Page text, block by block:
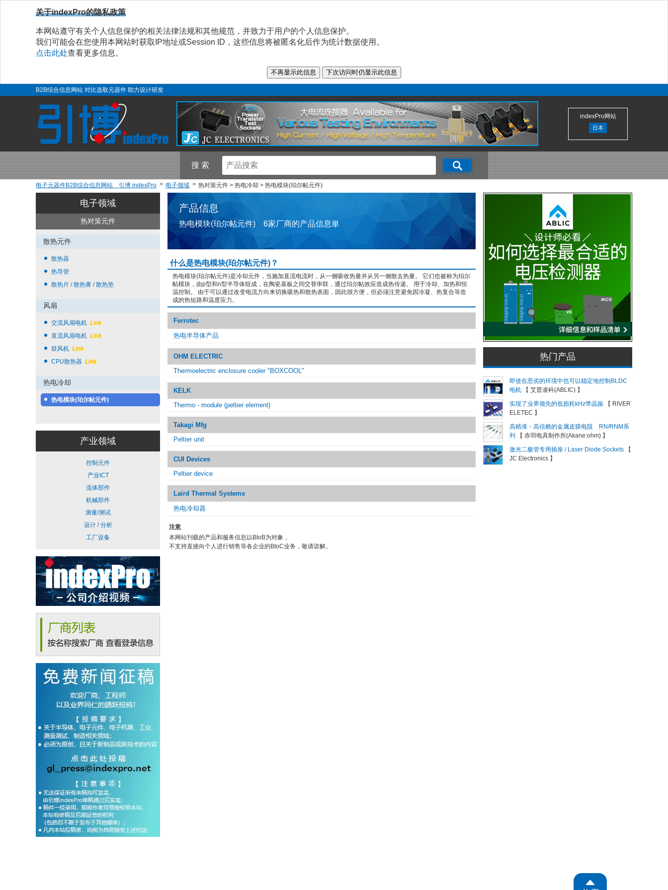
关于indexPro的隐私政策
本网站遵守有关个人信息保护的相关法律法规和其他规范，并致力于用户的个人信息保护。
我们可能会在您使用本网站时获取IP地址或Session ID，这些信息将被匿名化后作为统计数据使用。
点击此处查看更多信息。
B2B综合信息网站 对比选取元器件 助力设计研发
indexPro网站
日本
搜 索
电子元器件B2B综合信息网站 引博 indexPro 电子领域 热对策元件 > 热电冷却 > 热电模块(珀尔帖元件)
电子领域
热对策元件
散热元件
散热器
热导管
散热片 / 散热膏 / 散热垫
风扇
交流风扇电机 Link
直流风扇电机 Link
鼓风机 Link
CPU散热器 Link
热电冷却
热电模块(珀尔帖元件)
产业领域
控制元件
产业ICT
流体部件
机械部件
测量/测试
设计 / 分析
工厂设备
产品信息
热电模块(珀尔帖元件) 6家厂商的产品信息単
什么是热电模块(珀尔帖元件)？
热电模块(珀尔帖元件)是冷却元件，当施加直流电流时，从一侧吸收热量并从另一侧散去热量。 它们也被称为珀尔
帖模块，由p型和n型半导体组成，在陶瓷基板之间交替串联，通过珀尔帖效应造成热传递。 用于冷却、加热和恒
温控制。 由于可以通过改变电流方向来切换吸热和散热表面，因此很方便，但必须注意避免因冷凝、热复合等造
成的热短路和温度应力。
Ferrotec
热电半导体产品
OHM ELECTRIC
Thermoelectric enclosure cooler "BOXCOOL"
KELK
Thermo - module (peltier element)
Takagi Mfg
Peltier unit
CUI Devices
Peltier device
Laird Thermal Systems
热电冷却器
注意
本网站刊载的产品和服务信息以BtoB为对象，
不支持直接向个人进行销售等各企业的BtoC业务，敬请谅解。
热门产品
即使在恶劣的环境中也可以稳定地控制BLDC
电机
【 艾普凌科(ABLIC) 】
实现了业界领先的低损耗kHz带晶振
【 RIVER
ELETEC 】
高精准・高信赖的金属皮膜电阻 RN/RNM系
列
【 赤羽电具制作所(Akane:ohm) 】
激光二极管专用插座 / Laser Diode Sockets
【
JC Electronics 】